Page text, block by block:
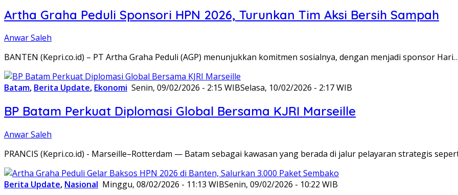
Artha Graha Peduli Sponsori HPN 2026, Turunkan Tim Aksi Bersih Sampah
Anwar Saleh
BANTEN (Kepri.co.id) – PT Artha Graha Peduli (AGP) menunjukkan komitmen sosialnya, dengan menjadi sponsor Hari…
Batam, Berita Update, Ekonomi Senin, 09/02/2026 - 2:15 WIBSelasa, 10/02/2026 - 2:17 WIB
BP Batam Perkuat Diplomasi Global Bersama KJRI Marseille
Anwar Saleh
PRANCIS (Kepri.co.id) - Marseille–Rotterdam — Batam sebagai kawasan yang berada di jalur pelayaran strategis
Berita Update, Nasional Minggu, 08/02/2026 - 11:13 WIBSenin, 09/02/2026 - 10:22 WIB